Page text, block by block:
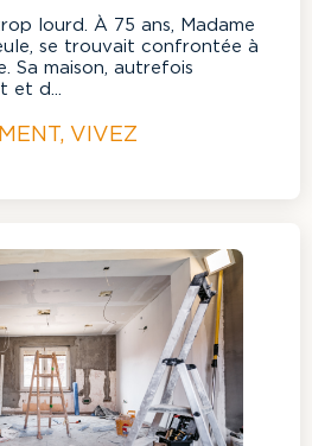
lourd. À 75 ans, Madame
se trouvait confrontée à
Sa maison, autrefois
et d...
VIVEZ